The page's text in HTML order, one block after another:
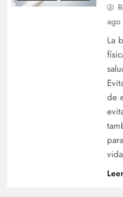
ago
La
de